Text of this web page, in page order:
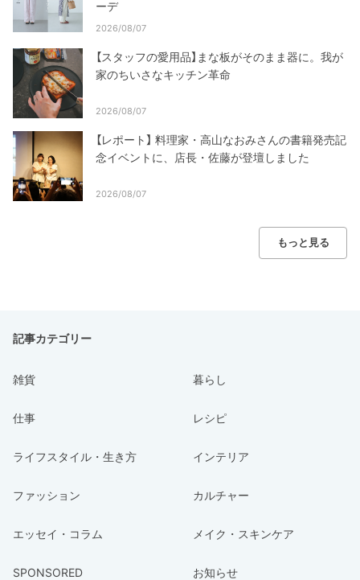
ーデ
2026/08/07
【スタッフの愛用品】まな板がそのまま器に。我が
家のちいさなキッチン革命
2026/08/07
【レポート】 料理家・高山なおみさんの書籍発売記
念イベントに、店長・佐藤が登壇しました
2026/08/07
もっと見る
記事カテゴリー
雑貨 暮らし
仕事 レシピ
ライフスタイル・生き方 インテリア
ファッション カルチャー
エッセイ・コラム メイク・スキンケア
SPONSORED お知らせ